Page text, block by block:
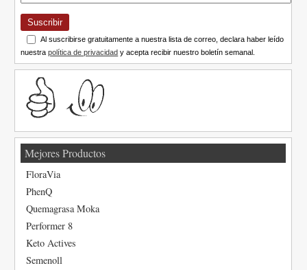
Suscribir
Al suscribirse gratuitamente a nuestra lista de correo, declara haber leído
nuestrapolítica de privacidad y acepta recibir nuestro boletín semanal.
Mejores Productos
FloraVia
PhenQ
Quemagrasa Moka
Performer 8
Keto Actives
Semenoll